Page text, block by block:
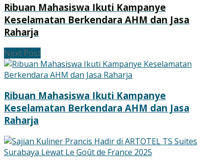
Ribuan Mahasiswa Ikuti Kampanye
Keselamatan Berkendara AHM dan Jasa
Raharja
Next Post
Ribuan Mahasiswa Ikuti Kampanye
Keselamatan Berkendara AHM dan Jasa
Raharja